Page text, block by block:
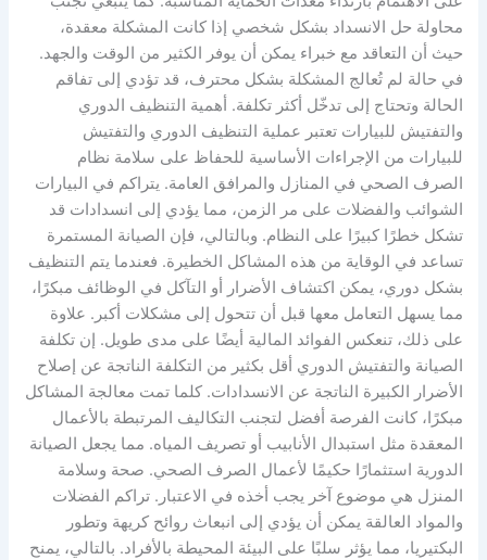
محاولة حل الانسداد بشكل شخصي إذا كانت المشكلة معقدة،
حيث أن التعاقد مع خبراء يمكن أن يوفر الكثير من الوقت والجهد.
في حالة لم تُعالج المشكلة بشكل محترف، قد تؤدي إلى تفاقم
الحالة وتحتاج إلى تدخّل أكثر تكلفة. أهمية التنظيف الدوري
والتفتيش للبيارات تعتبر عملية التنظيف الدوري والتفتيش
للبيارات من الإجراءات الأساسية للحفاظ على سلامة نظام
الصرف الصحي في المنازل والمرافق العامة. يتراكم في البيارات
الشوائب والفضلات على مر الزمن، مما يؤدي إلى انسدادات قد
تشكل خطرًا كبيرًا على النظام. وبالتالي، فإن الصيانة المستمرة
تساعد في الوقاية من هذه المشاكل الخطيرة. فعندما يتم التنظيف
بشكل دوري، يمكن اكتشاف الأضرار أو التآكل في الوظائف مبكرًا،
مما يسهل التعامل معها قبل أن تتحول إلى مشكلات أكبر. علاوة
على ذلك، تنعكس الفوائد المالية أيضًا على مدى طويل. إن تكلفة
الصيانة والتفتيش الدوري أقل بكثير من التكلفة الناتجة عن إصلاح
الأضرار الكبيرة الناتجة عن الانسدادات. كلما تمت معالجة المشاكل
مبكرًا، كانت الفرصة أفضل لتجنب التكاليف المرتبطة بالأعمال
المعقدة مثل استبدال الأنابيب أو تصريف المياه. مما يجعل الصيانة
الدورية استثمارًا حكيمًا لأعمال الصرف الصحي. صحة وسلامة
المنزل هي موضوع آخر يجب أخذه في الاعتبار. تراكم الفضلات
والمواد العالقة يمكن أن يؤدي إلى انبعاث روائح كريهة وتطور
البكتيريا، مما يؤثر سلبًا على البيئة المحيطة بالأفراد. بالتالي، يمنح